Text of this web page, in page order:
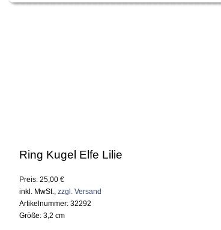
Ring Kugel Elfe Lilie
Preis: 25,00 €
inkl. MwSt., zzgl. Versand
Artikelnummer: 32292
Größe: 3,2 cm